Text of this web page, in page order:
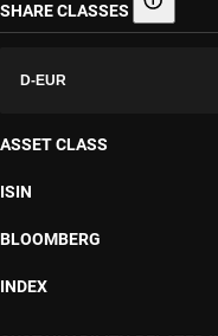
SHARE CLASSES Share
D-EUR
ASSET CLASS
ISIN
BLOOMBERG
INDEX